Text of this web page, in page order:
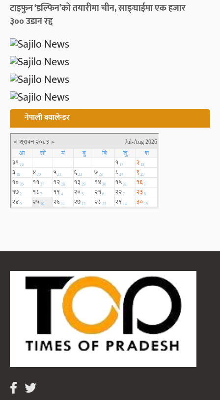
टाइफुन ‘डल्फिन’को तयारीमा चीन, साङ्घाईमा एक हजार
३०० उडान रद्द
नेपाली क्यालेन्डर